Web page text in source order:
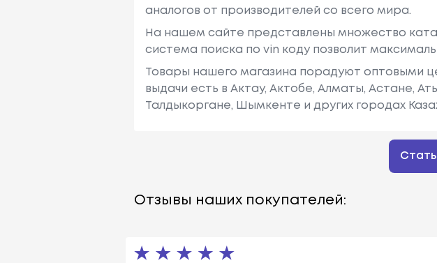
аналогов от производителей со всего мира.
На нашем сайте представлены множество
система поиска по vin коду позволит
Товары нашего магазина порадуют оптовыми
выдачи есть в Актау, Актобе, Алматы, Астане,
Талдыкоргане, Шымкенте и других городах
Отзывы наших покупателей: